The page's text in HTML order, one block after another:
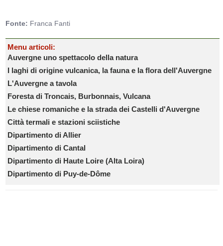
Fonte: Franca Fanti
Menu articoli:
Auvergne uno spettacolo della natura
I laghi di origine vulcanica, la fauna e la flora dell'Auvergne
L'Auvergne a tavola
Foresta di Troncais, Burbonnais, Vulcana
Le chiese romaniche e la strada dei Castelli d'Auvergne
Città termali e stazioni sciistiche
Dipartimento di Allier
Dipartimento di Cantal
Dipartimento di Haute Loire (Alta Loira)
Dipartimento di Puy-de-Dôme